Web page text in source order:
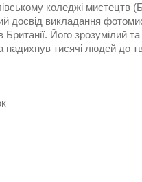
коледжі мистецтв
досвід викладання
Британії. Його зрозумілий
тисячі людей до